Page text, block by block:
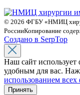
© 2026 ФГБУ «НМИЦ
РоссииКопирование
Создано в SerpTop
Наш сайт использует
удобным для вас.
использованием
Принять